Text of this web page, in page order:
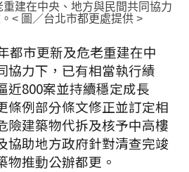
建在中央、地方與民間共同協力
< 圖／台北市都更處提供 >
都市更新及危老重建在中
協力下，已有相當執行績
近800案並持續穩定成長
條例部分條文修正並訂定相
險建築物代拆及核予中高樓
協助地方政府針對清查完竣
物推動公辦都更。